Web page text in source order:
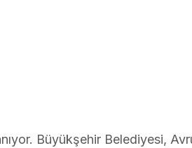
Büyükşehir Belediyesi,